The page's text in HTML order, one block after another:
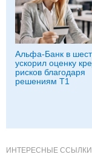
Альфа-Банк в
ускорил оценку
рисков благодаря
решениям Т1
ИНТЕРЕСНЫЕ ССЫЛКИ